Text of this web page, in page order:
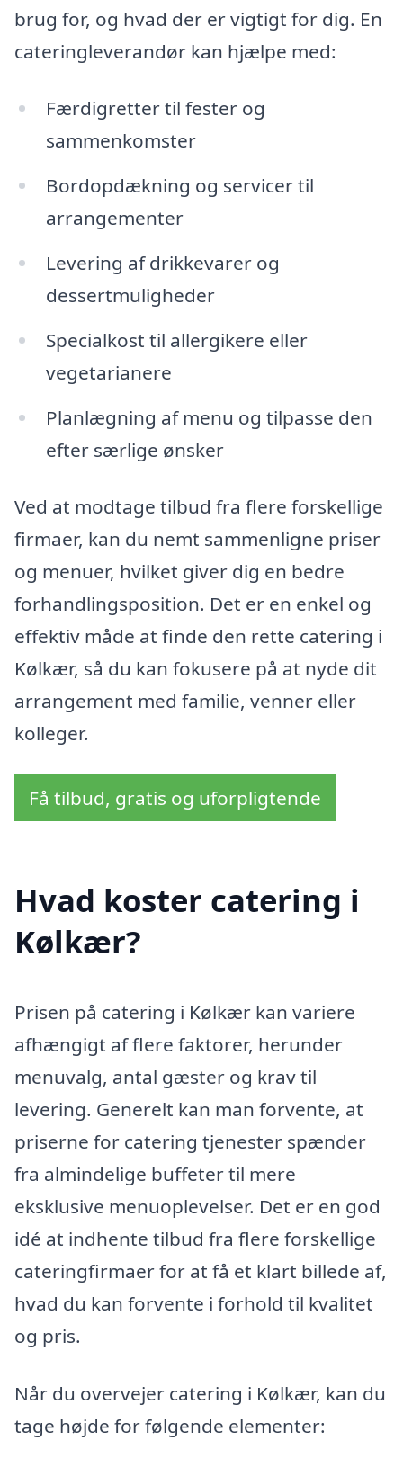
brug for, og hvad der er vigtigt for dig. En
cateringleverandør kan hjælpe med:
Færdigretter til fester og
sammenkomster
Bordopdækning og servicer til
arrangementer
Levering af drikkevarer og
dessertmuligheder
Specialkost til allergikere eller
vegetarianere
Planlægning af menu og tilpasse den
efter særlige ønsker
Ved at modtage tilbud fra flere forskellige
firmaer, kan du nemt sammenligne priser
og menuer, hvilket giver dig en bedre
forhandlingsposition. Det er en enkel og
effektiv måde at finde den rette catering i
Kølkær, så du kan fokusere på at nyde dit
arrangement med familie, venner eller
kolleger.
Få tilbud, gratis og uforpligtende
Hvad koster catering i
Kølkær?
Prisen på catering i Kølkær kan variere
afhængigt af flere faktorer, herunder
menuvalg, antal gæster og krav til
levering. Generelt kan man forvente, at
priserne for catering tjenester spænder
fra almindelige buffeter til mere
eksklusive menuoplevelser. Det er en god
idé at indhente tilbud fra flere forskellige
cateringfirmaer for at få et klart billede af,
hvad du kan forvente i forhold til kvalitet
og pris.
Når du overvejer catering i Kølkær, kan du
tage højde for følgende elementer: